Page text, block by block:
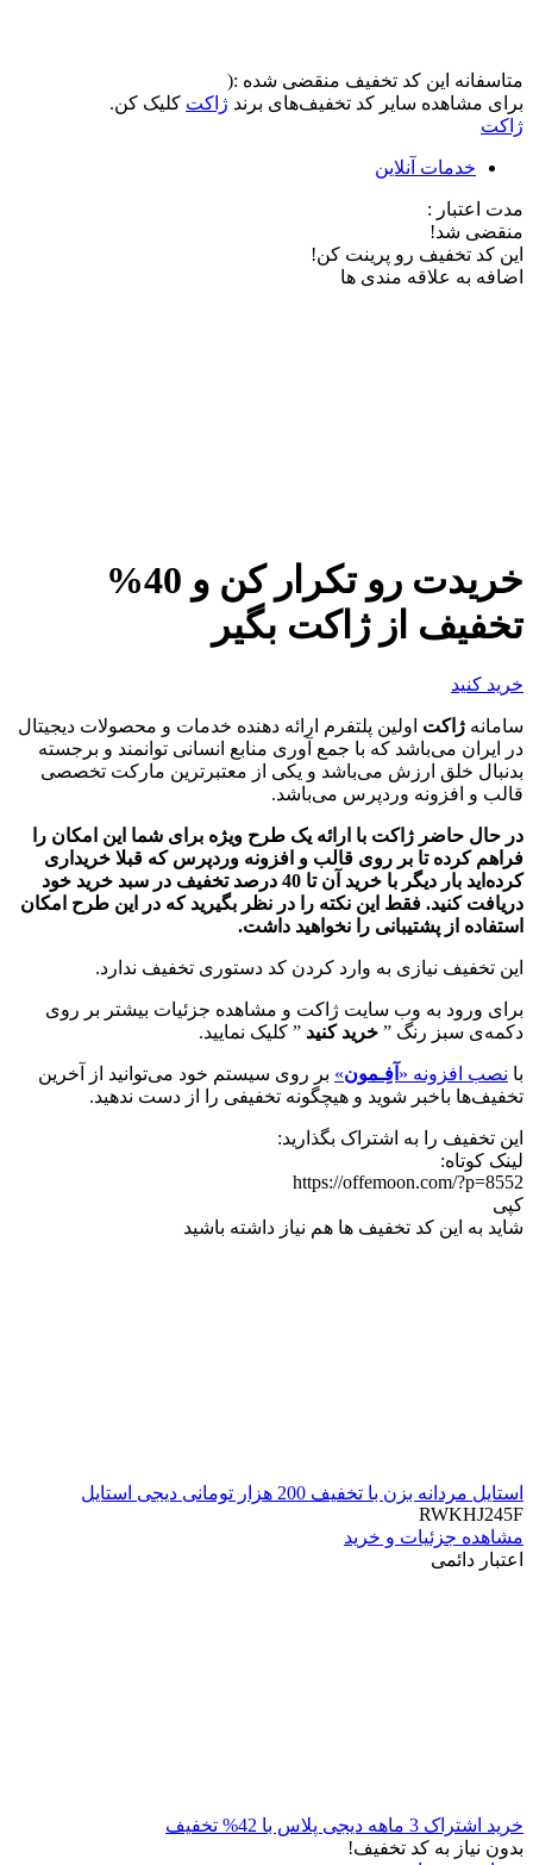
متاسفانه این کد تخفیف منقضی شده :(
برای مشاهده سایر کد تخفیف‌های برند ژاکت کلیک کن.
ژاکت
خدمات آنلاین
مدت اعتبار :
منقضی شد!
این کد تخفیف رو پرینت کن!
اضافه به علاقه مندی ها
خریدت رو تکرار کن و 40%
تخفیف از ژاکت بگیر
خرید کنید
سامانه ژاکت اولین پلتفرم ارائه دهنده خدمات و محصولات دیجیتال
در ایران می‌باشد که با جمع آوری منابع انسانی توانمند و برجسته
بدنبال خلق ارزش می‌باشد و یکی از معتبرترین مارکت تخصصی
قالب و افزونه وردپرس می‌باشد.
در حال حاضر ژاکت با ارائه یک طرح ویژه برای شما این امکان را
فراهم کرده تا بر روی قالب و افزونه وردپرس که قبلا خریداری
کرده‌اید بار دیگر با خرید آن تا 40 درصد تخفیف در سبد خرید خود
دریافت کنید. فقط این نکته را در نظر بگیرید که در این طرح امکان
استفاده از پشتیبانی را نخواهید داشت.
این تخفیف نیازی به وارد کردن کد دستوری تخفیف ندارد.
برای ورود به وب سایت ژاکت و مشاهده جزئیات بیشتر بر روی
دکمه‌ی سبز رنگ ” خرید کنید ” کلیک نمایید.
با نصب افزونه « آفِـمون» بر روی سیستم خود می‌توانید از آخرین
تخفیف‌ها باخبر شوید و هیچگونه تخفیفی را از دست ندهید.
این تخفیف را به اشتراک بگذارید:
لینک کوتاه:
https://offemoon.com/?p=8552
کپی
شاید به این کد تخفیف ها هم نیاز داشته باشید
استایل مردانه بزن با تخفیف 200 هزار تومانی دیجی استایل
RWKHJ245F
مشاهده جزئیات و خرید
اعتبار دائمی
خرید اشتراک 3 ماهه دیجی پلاس با 42% تخفیف
بدون نیاز به کد تخفیف!